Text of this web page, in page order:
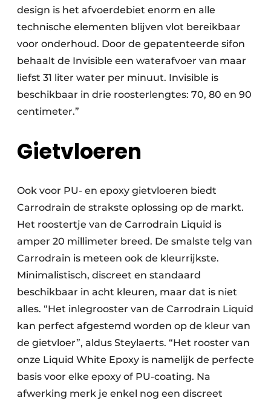
design is het afvoerdebiet enorm en alle
technische elementen blijven vlot bereikbaar
voor onderhoud. Door de gepatenteerde sifon
behaalt de Invisible een waterafvoer van maar
liefst 31 liter water per minuut. Invisible is
beschikbaar in drie roosterlengtes: 70, 80 en 90
centimeter.”
Gietvloeren
Ook voor PU- en epoxy gietvloeren biedt
Carrodrain de strakste oplossing op de markt.
Het roostertje van de Carrodrain Liquid is
amper 20 millimeter breed. De smalste telg van
Carrodrain is meteen ook de kleurrijkste.
Minimalistisch, discreet en standaard
beschikbaar in acht kleuren, maar dat is niet
alles. “Het inlegrooster van de Carrodrain Liquid
kan perfect afgestemd worden op de kleur van
de gietvloer”, aldus Steylaerts. “Het rooster van
onze Liquid White Epoxy is namelijk de perfecte
basis voor elke epoxy of PU-coating. Na
afwerking merk je enkel nog een discreet